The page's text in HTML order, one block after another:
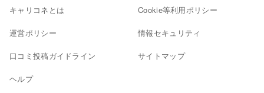
キャリコネとは
運営ポリシー
口コミ投稿ガイドライン
ヘルプ
Cookie等利用ポリシー
情報セキュリティ
サイトマップ